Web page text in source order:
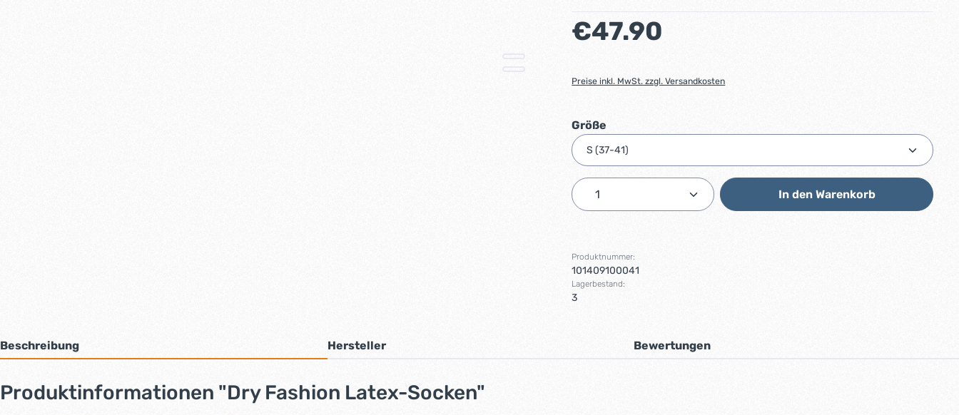
Regulärer Preis:
€47.90
Preise inkl. MwSt. zzgl. Versandkosten
Größe
Produkt Anzahl: Gib den gewünschten Wert ein
In den Warenkorb
Produktnummer:
101409100041
Lagerbestand:
3
Beschreibung Hersteller Bewertungen
Produktinformationen "Dry Fashion Latex-Socken"